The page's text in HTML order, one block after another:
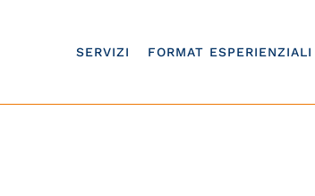
SERVIZI FORMAT ESPERIENZIALI